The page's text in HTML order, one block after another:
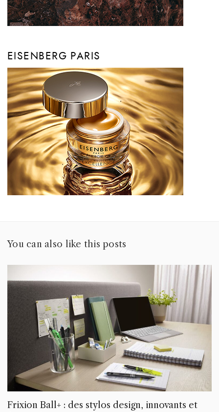
EISENBERG PARIS
You can also like this posts
Frixion Ball+ : des stylos design, innovants et